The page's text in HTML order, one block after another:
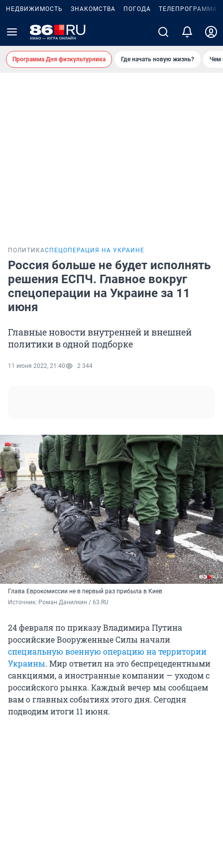
НЕДВИЖИМОСТЬ ЗНАКОМСТВА ПОГОДА ТЕЛЕПРОГРАММА
Программа Дня физкультурника Где начать новую жизнь? Чем
ПОЛИТИКАСПЕЦОПЕРАЦИЯ НА УКРАИНЕ
Россия больше не будет исполнять
решения ЕСПЧ. Главное вокруг
спецоперации на Украине за 11
июня
Главные новости внутренней и внешней
политики в одной подборке
11 июня 2022, 21:40 2 344
Глава Еврокомиссии не в первый раз прибыла в Киев
Источник: Роман Данилкин / 63.RU
24 февраля по приказу Владимира Путина
российские Вооруженные Силы начали
специальную военную операцию на территории
Украины. Мир ответил на это беспрецедентными
санкциями, а иностранные компании — уходом с
российского рынка. Каждый вечер мы сообщаем
вам о главных событиях этого дня. Сегодня
подводим итоги 11 июня.